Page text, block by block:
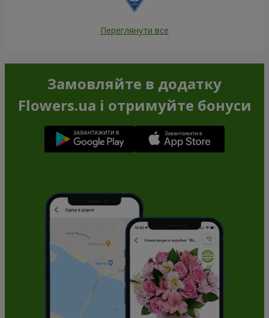
Переглянути все
Замовляйте в додатку
Flowers.ua і отримуйте бонуси